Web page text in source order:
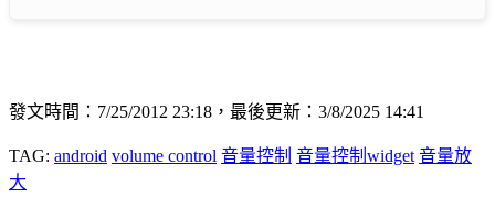
發文時間：7/25/2012 23:18，最後更新：3/8/2025 14:41
TAG: android volume control 音量控制 音量控制widget 音量放
大